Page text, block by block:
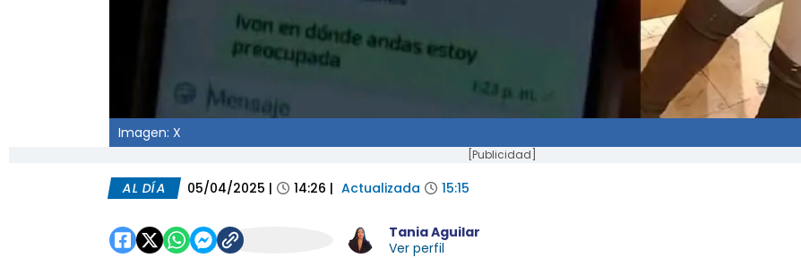
Imagen: X
[Publicidad]
AL DÍA 05/04/2025 | 14:26 | Actualizada 15:15
Tania Aguilar
Ver perfil